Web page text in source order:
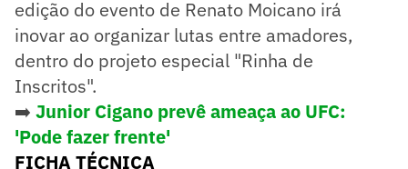
edição do evento de Renato Moicano irá
inovar ao organizar lutas entre amadores,
dentro do projeto especial "Rinha de
Inscritos".
➡️ Junior Cigano prevê ameaça ao UFC:
'Pode fazer frente'
FICHA TÉCNICA